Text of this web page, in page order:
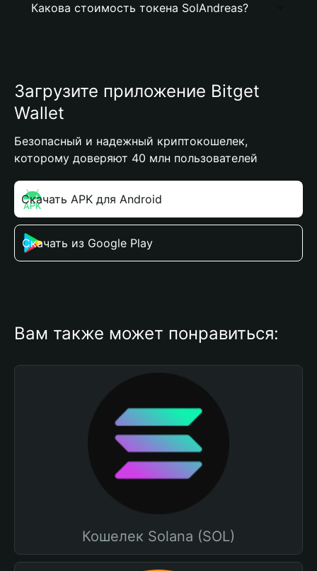
Какова стоимость токена SolAndreas?
Загрузите приложение Bitget
Wallet
Безопасный и надежный криптокошелек,
которому доверяют 40 млн пользователей
Скачать APK для Android
Скачать из Google Play
Вам также может понравиться:
Кошелек Solana (SOL)